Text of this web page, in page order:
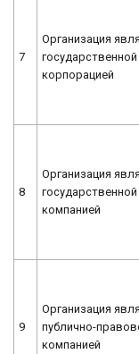
7
Организация
государственной
корпорацией
8
Организация
государственной
компанией
9
Организация
публично-
компанией